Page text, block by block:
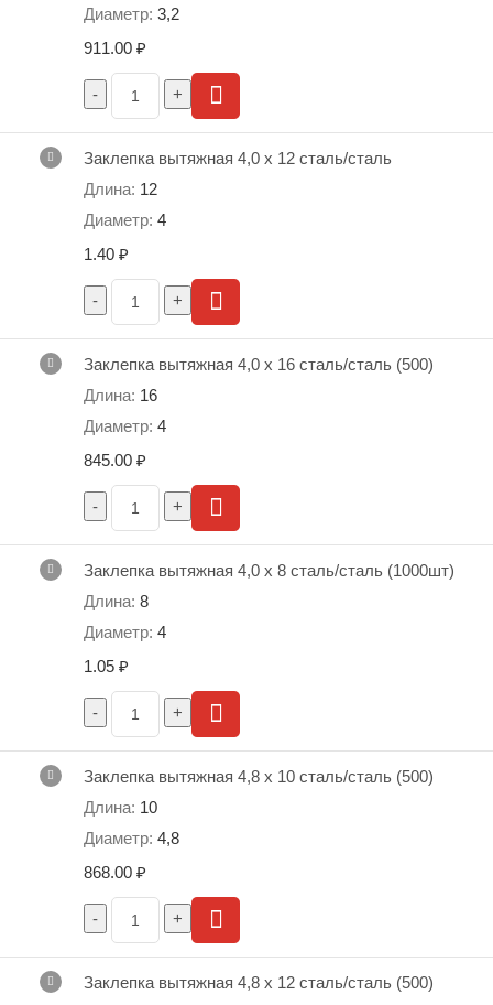
Обозначение 4 x 8
Обозначение 4 x 10
Обозначение 4 x 12
Обозначение 4 x 14
Обозначение 4,8 x 8
Обозначение 4,8 x 12
Обозначение 4,8 x 14
Обозначение 4,8 x 16
Материал: Стержень — сталь С1018 оцинкованная, Заклепка —
сталь оцинкованная
Скрыть характеристики
3,2
911.00 ₽
Заклепка вытяжная 4,0 х 12 сталь/сталь
12
4
1.40 ₽
Заклепка вытяжная 4,0 х 16 сталь/сталь (500)
16
4
845.00 ₽
Заклепка вытяжная 4,0 х 8 сталь/сталь (1000шт)
8
4
1.05 ₽
Заклепка вытяжная 4,8 х 10 сталь/сталь (500)
10
4,8
868.00 ₽
Заклепка вытяжная 4,8 х 12 сталь/сталь (500)